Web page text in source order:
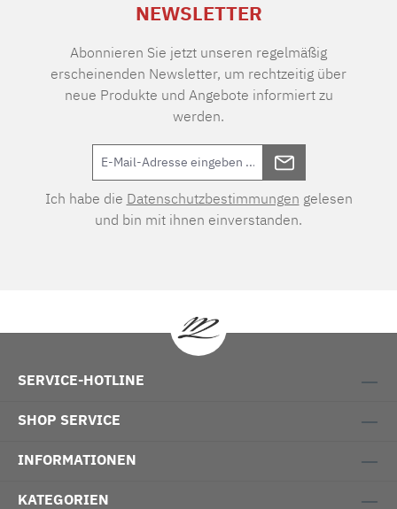
NEWSLETTER
Abonnieren Sie jetzt unseren regelmäßig
erscheinenden Newsletter, um rechtzeitig über
neue Produkte und Angebote informiert zu
werden.
Ich habe die Datenschutzbestimmungen gelesen
und bin mit ihnen einverstanden.
SERVICE-HOTLINE
SHOP SERVICE
INFORMATIONEN
KATEGORIEN